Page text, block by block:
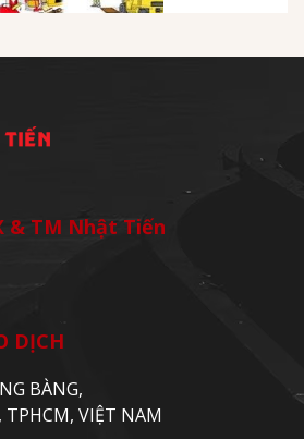
& TM Nhật Tiến
DỊCH
BÀNG,
VIỆT NAM